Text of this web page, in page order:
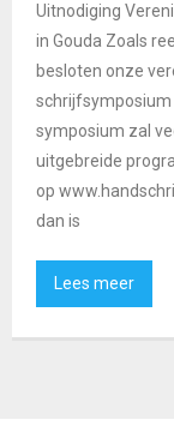
Ledensectie
Aanmelden
Uitnodiging
in Gouda Zoals
besloten onze
symposium zal
uitgebreide
op
dan is
Lees meer